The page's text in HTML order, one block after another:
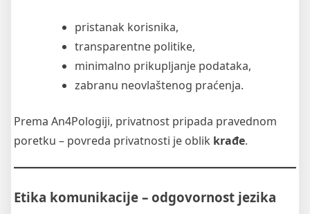
pristanak korisnika,
transparentne politike,
minimalno prikupljanje podataka,
zabranu neovlaštenog praćenja.
Prema An4Pologiji, privatnost pripada pravednom
poretku – povreda privatnosti je oblik krađe.
Etika komunikacije – odgovornost jezika